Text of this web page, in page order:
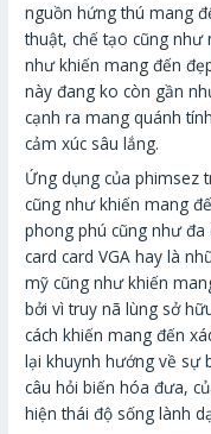
nguồn hứng thú mang
thuật, chế tạo cũng như
như khiến mang đến
này đang ko còn gần
cạnh ra mang quánh
cảm xúc sâu lắng.
Ứng dụng của phimsez
cũng như khiến mang
phong phú cũng như
card card VGA hay là
mỹ cũng như khiến
bởi vì truy nã lùng sở
cách khiến mang đến
lại khuynh hướng về sự
câu hỏi biến hóa đưa,
hiện thái độ sống lành